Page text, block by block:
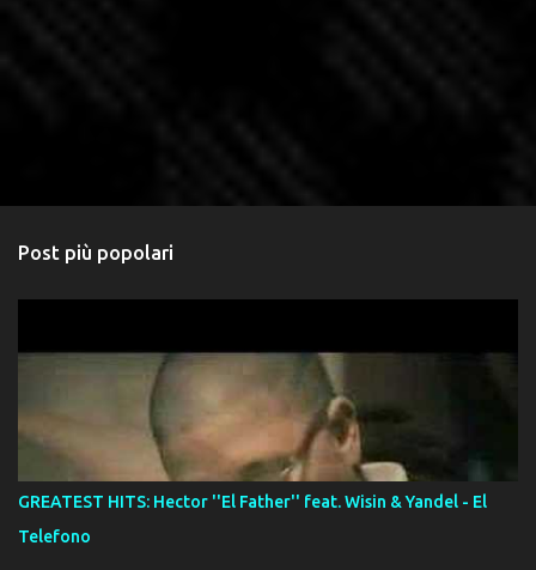
Post più popolari
GREATEST HITS: Hector ''El Father'' feat. Wisin & Yandel - El
Telefono